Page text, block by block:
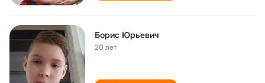
Борис Юрьевич
20 лет